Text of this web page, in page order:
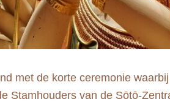
met de korte ceremonie
Stamhouders van de Sōtō-